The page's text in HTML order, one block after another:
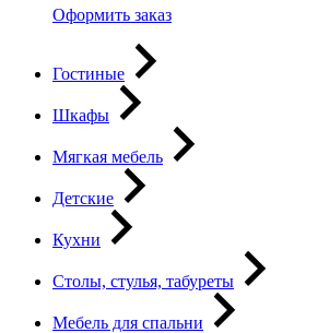
Оформить заказ
Гостиные
Шкафы
Мягкая мебель
Детские
Кухни
Столы, стулья, табуреты
Мебель для спальни